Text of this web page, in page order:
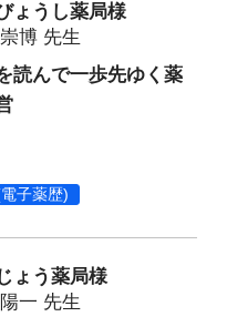
ょうし薬局様
博 先生
読んで一歩先ゆく薬
子薬歴)
ょう薬局様
一 先生